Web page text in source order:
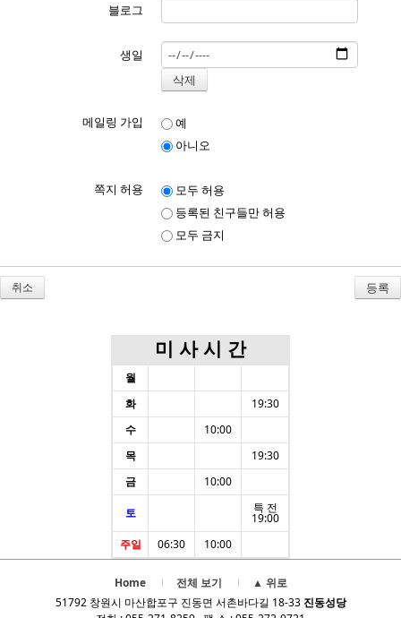
블로그
생일
메일링 가입
예
아니오
쪽지 허용
모두 허용
등록된 친구들만 허용
모두 금지
취소
미 사 시 간
월
화
19:30
수
10:00
목
19:30
금
10:00
토 특 전
19:00
주일
06:30 10:00
Home 전체 보기
▲ 위로
51792 창원시 마산합포구 진동면 서촌바다길 18-33 진동성당